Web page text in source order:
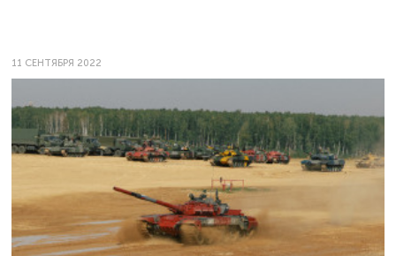
11 СЕНТЯБРЯ 2022